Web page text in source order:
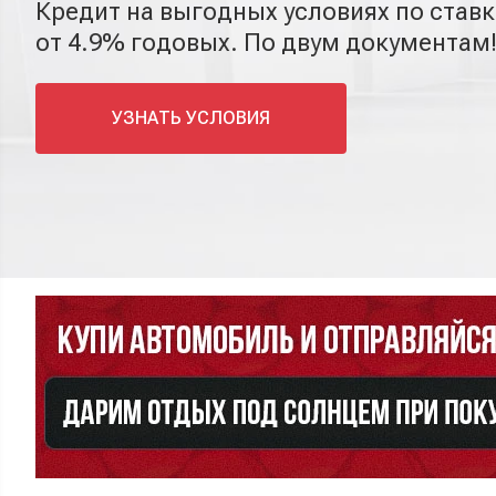
Кредит на выгодных условиях по
от 4.9% годовых. По двум документам!
УЗНАТЬ УСЛОВИЯ